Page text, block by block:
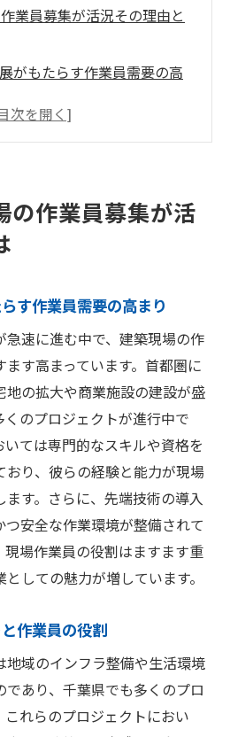
業員募集が活況その理由と
がもたらす作業員需要の高
ェクトと作業員の役割
全管理と作業員の責任
県での作業員募集の詳細
れる経験とスキルの成長
員募集求人の特徴
員の働きやすさ
厚生の比較
できる資格やスキル
な書類の準備
ける現場仕事の未来
を担う作業員の重要性
らす新たな職業機会
場仕事の柔軟性
る持続可能な開発
とノウハウの継承
スキルを活かす作業員募集
の作業員募集が活
す作業員需要の高まり
速に進む中で、建築現場の作
す高まっています。首都圏に
の拡大や商業施設の建設が盛
のプロジェクトが進行中で
ては専門的なスキルや資格を
り、彼らの経験と能力が現場
す。さらに、先端技術の導入
安全な作業環境が整備されて
現場作業員の役割はますます重
しての魅力が増しています。
作業員の役割
地域のインフラ整備や生活環境
あり、千葉県でも多くのプロ
れらのプロジェクトにおい